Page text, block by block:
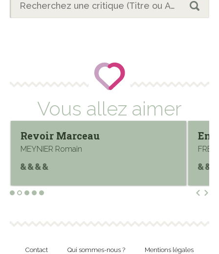
Vous allez aimer
Revoir Marceau
MEYNIER Romain
En
Contact Qui sommes-nous ? Mentions légales